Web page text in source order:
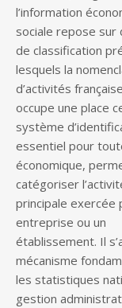
l’information
sociale repose sur
de classification
lesquels la
d’activités
occupe une place
système
essentiel pour
économique,
catégoriser
principale exercée
entreprise ou un
établissement. Il
mécanisme
les statistiques
gestion